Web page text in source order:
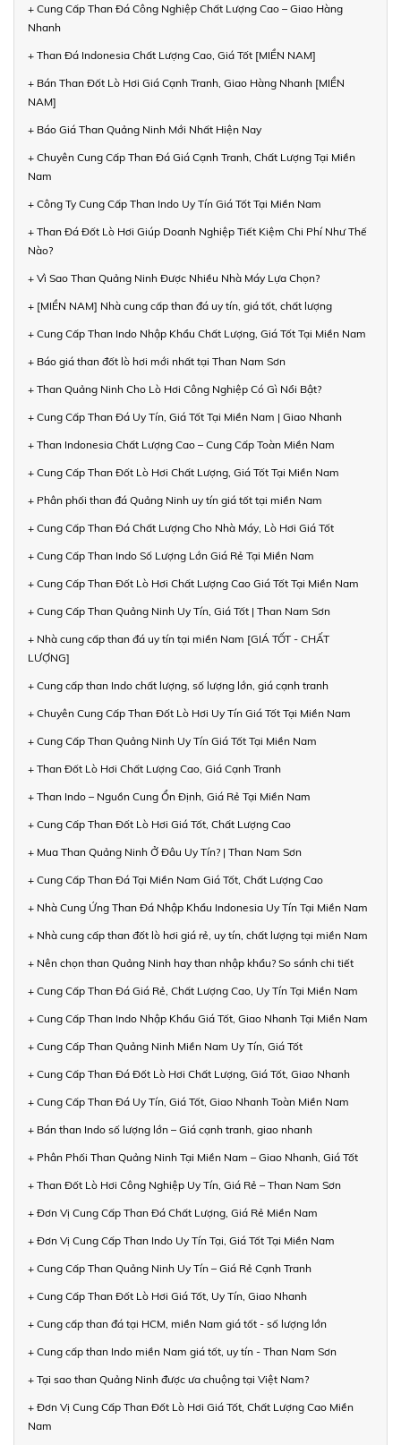
+ Cung Cấp Than Đá Công Nghiệp Chất Lượng Cao – Giao Hàng
Nhanh
+ Than Đá Indonesia Chất Lượng Cao, Giá Tốt [MIỀN NAM]
+ Bán Than Đốt Lò Hơi Giá Cạnh Tranh, Giao Hàng Nhanh [MIỀN
NAM]
+ Báo Giá Than Quảng Ninh Mới Nhất Hiện Nay
+ Chuyên Cung Cấp Than Đá Giá Cạnh Tranh, Chất Lượng Tại Miền
Nam
+ Công Ty Cung Cấp Than Indo Uy Tín Giá Tốt Tại Miền Nam
+ Than Đá Đốt Lò Hơi Giúp Doanh Nghiệp Tiết Kiệm Chi Phí Như Thế
Nào?
+ Vì Sao Than Quảng Ninh Được Nhiều Nhà Máy Lựa Chọn?
+ [MIỀN NAM] Nhà cung cấp than đá uy tín, giá tốt, chất lượng
+ Cung Cấp Than Indo Nhập Khẩu Chất Lượng, Giá Tốt Tại Miền Nam
+ Báo giá than đốt lò hơi mới nhất tại Than Nam Sơn
+ Than Quảng Ninh Cho Lò Hơi Công Nghiệp Có Gì Nổi Bật?
+ Cung Cấp Than Đá Uy Tín, Giá Tốt Tại Miền Nam | Giao Nhanh
+ Than Indonesia Chất Lượng Cao – Cung Cấp Toàn Miền Nam
+ Cung Cấp Than Đốt Lò Hơi Chất Lượng, Giá Tốt Tại Miền Nam
+ Phân phối than đá Quảng Ninh uy tín giá tốt tại miền Nam
+ Cung Cấp Than Đá Chất Lượng Cho Nhà Máy, Lò Hơi Giá Tốt
+ Cung Cấp Than Indo Số Lượng Lớn Giá Rẻ Tại Miền Nam
+ Cung Cấp Than Đốt Lò Hơi Chất Lượng Cao Giá Tốt Tại Miền Nam
+ Cung Cấp Than Quảng Ninh Uy Tín, Giá Tốt | Than Nam Sơn
+ Nhà cung cấp than đá uy tín tại miền Nam [GIÁ TỐT - CHẤT
LƯỢNG]
+ Cung cấp than Indo chất lượng, số lượng lớn, giá cạnh tranh
+ Chuyên Cung Cấp Than Đốt Lò Hơi Uy Tín Giá Tốt Tại Miền Nam
+ Cung Cấp Than Quảng Ninh Uy Tín Giá Tốt Tại Miền Nam
+ Than Đốt Lò Hơi Chất Lượng Cao, Giá Cạnh Tranh
+ Than Indo – Nguồn Cung Ổn Định, Giá Rẻ Tại Miền Nam
+ Cung Cấp Than Đốt Lò Hơi Giá Tốt, Chất Lượng Cao
+ Mua Than Quảng Ninh Ở Đâu Uy Tín? | Than Nam Sơn
+ Cung Cấp Than Đá Tại Miền Nam Giá Tốt, Chất Lượng Cao
+ Nhà Cung Ứng Than Đá Nhập Khẩu Indonesia Uy Tín Tại Miền Nam
+ Nhà cung cấp than đốt lò hơi giá rẻ, uy tín, chất lượng tại miền Nam
+ Nên chọn than Quảng Ninh hay than nhập khẩu? So sánh chi tiết
+ Cung Cấp Than Đá Giá Rẻ, Chất Lượng Cao, Uy Tín Tại Miền Nam
+ Cung Cấp Than Indo Nhập Khẩu Giá Tốt, Giao Nhanh Tại Miền Nam
+ Cung Cấp Than Quảng Ninh Miền Nam Uy Tín, Giá Tốt
+ Cung Cấp Than Đá Đốt Lò Hơi Chất Lượng, Giá Tốt, Giao Nhanh
+ Cung Cấp Than Đá Uy Tín, Giá Tốt, Giao Nhanh Toàn Miền Nam
+ Bán than Indo số lượng lớn – Giá cạnh tranh, giao nhanh
+ Phân Phối Than Quảng Ninh Tại Miền Nam – Giao Nhanh, Giá Tốt
+ Than Đốt Lò Hơi Công Nghiệp Uy Tín, Giá Rẻ – Than Nam Sơn
+ Đơn Vị Cung Cấp Than Đá Chất Lượng, Giá Rẻ Miền Nam
+ Đơn Vị Cung Cấp Than Indo Uy Tín Tại, Giá Tốt Tại Miền Nam
+ Cung Cấp Than Quảng Ninh Uy Tín – Giá Rẻ Cạnh Tranh
+ Cung Cấp Than Đốt Lò Hơi Giá Tốt, Uy Tín, Giao Nhanh
+ Cung cấp than đá tại HCM, miền Nam giá tốt - số lượng lớn
+ Cung cấp than Indo miền Nam giá tốt, uy tín - Than Nam Sơn
+ Tại sao than Quảng Ninh được ưa chuộng tại Việt Nam?
+ Đơn Vị Cung Cấp Than Đốt Lò Hơi Giá Tốt, Chất Lượng Cao Miền
Nam